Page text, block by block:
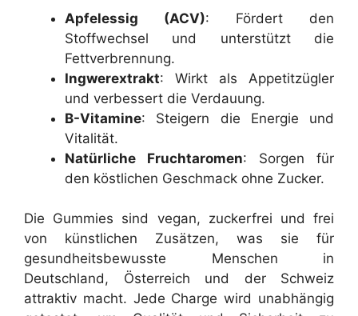
Apfelessig (ACV): Fördert den
Stoffwechsel und unterstützt die
Fettverbrennung.
Ingwerextrakt: Wirkt als Appetitzügler
und verbessert die Verdauung.
B-Vitamine: Steigern die Energie und
Vitalität.
Natürliche Fruchtaromen: Sorgen für
den köstlichen Geschmack ohne Zucker.
Die Gummies sind vegan, zuckerfrei und frei
von künstlichen Zusätzen, was sie für
gesundheitsbewusste Menschen in
Deutschland, Österreich und der Schweiz
attraktiv macht. Jede Charge wird unabhängig